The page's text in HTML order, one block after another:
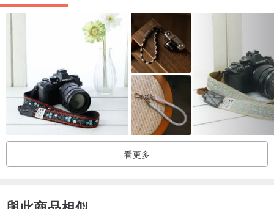
▲尼龍織帶裝置教學步驟
▲尼龍織帶可自由調整長度，可加購三角轉換器三角環。
看更多